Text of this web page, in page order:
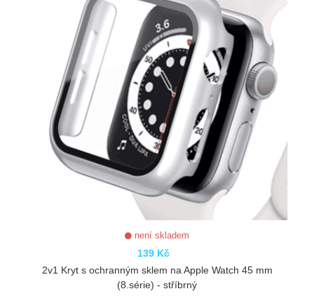
není skladem
139 Kč
2v1 Kryt s ochranným sklem na Apple Watch 45 mm
(8.série) - stříbrný